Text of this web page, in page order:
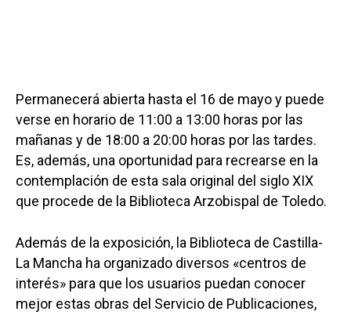
Permanecerá abierta hasta el 16 de mayo y puede
verse en horario de 11:00 a 13:00 horas por las
mañanas y de 18:00 a 20:00 horas por las tardes.
Es, además, una oportunidad para recrearse en la
contemplación de esta sala original del siglo XIX
que procede de la Biblioteca Arzobispal de Toledo.
Además de la exposición, la Biblioteca de Castilla-
La Mancha ha organizado diversos «centros de
interés» para que los usuarios puedan conocer
mejor estas obras del Servicio de Publicaciones,